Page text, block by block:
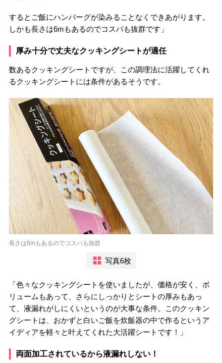
するとご飯にハンバーグが染みることなくできあがります。
しかも長さは6mもあるのでコスパも抜群です」
厚み十分で丈夫なクッキングシートが適任
数あるクッキングシートですが、この調理法に活躍してくれ
るクッキングシートには条件があるそうです。
長さは6mもあるのでコスパも抜群
写真6枚
「色々なクッキングシートを使いましたが、価格が安く、ボ
リュームもあって、さらにしっかりとシートの厚みもあっ
て、液漏れがしにくいというのが大事な条件。このクッキン
グシートは、おかずと白いご飯を炊飯器の中で作るというア
イディアを軽々と叶えてくれた大活躍シートです！」
両面加工されているから液漏れしない！